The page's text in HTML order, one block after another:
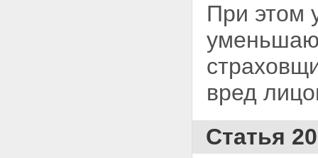
При этом
вред
Статья